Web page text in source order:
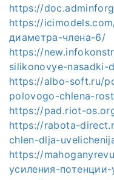
https://
https://
диаметра-члена-6/
https://
silikonovye-nasadki-
https://albo-soft.ru/
polovogo-chlena-
https://pad.riot-
https://rabota-
chlen-dlja-
https://
усиления-